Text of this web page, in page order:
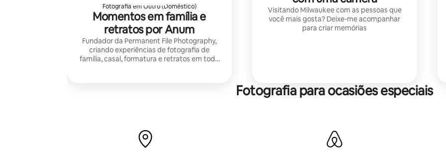
Fotografia em Outro (Doméstico)
Momentos em família e
retratos por Anum
Fundador da Permanent File Photography,
criando experiências de fotografia de
família, casal, formatura e retratos em todo
Visitando Milwaukee com as pessoas que
você mais gosta? Deixe-me acompanhar
para criar memórias
Fotografia para ocasiões especiais